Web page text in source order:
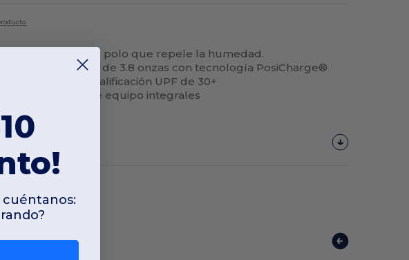
tu equipo con este polo que repele la humedad.
poliéster
de 3.8 onzas con tecnología PosiCharge®
a la humedad; calificación UPF de 30+
uniformes de equipo integrales